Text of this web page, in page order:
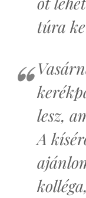
túra
lesz,
A